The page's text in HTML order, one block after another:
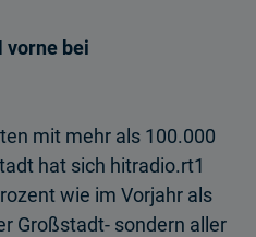
vorne bei
mit mehr als 100.000
hat sich hitradio.rt1
wie im Vorjahr als
Großstadt- sondern aller